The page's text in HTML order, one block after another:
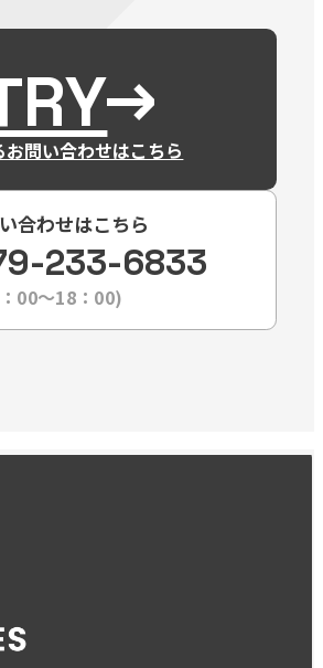
問い合わせはこちら
合わせはこちら
233-6833
00〜18：00)